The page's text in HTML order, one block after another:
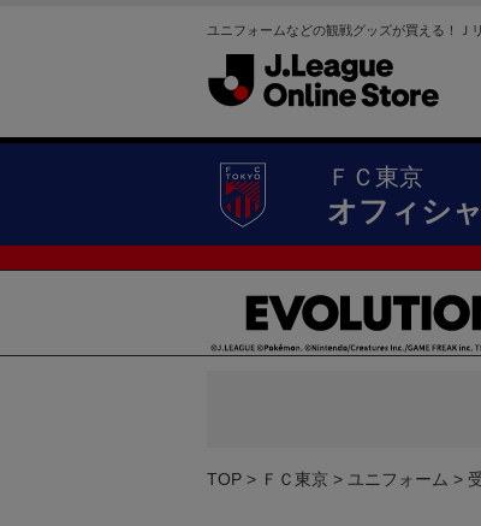
ユニフォームなどの観戦グッズが買える！Ｊ
ＦＣ東京
オフィシ
TOP ＦＣ東京 ユニフォーム